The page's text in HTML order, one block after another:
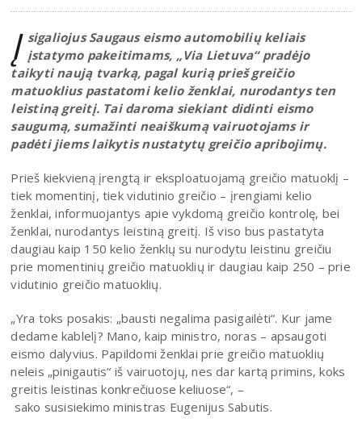
Į sigaliojus Saugaus eismo automobilių keliais
įstatymo pakeitimams, „Via Lietuva“ pradėjo
taikyti naują tvarką, pagal kurią prieš greičio
matuoklius pastatomi kelio ženklai, nurodantys ten
leistiną greitį. Tai daroma siekiant didinti eismo
saugumą, sumažinti neaiškumą vairuotojams ir
padėti jiems laikytis nustatytų greičio apribojimų.
Prieš kiekvieną įrengtą ir eksploatuojamą greičio matuoklį –
tiek momentinį, tiek vidutinio greičio – įrengiami kelio
ženklai, informuojantys apie vykdomą greičio kontrolę, bei
ženklai, nurodantys leistiną greitį. Iš viso bus pastatyta
daugiau kaip 150 kelio ženklų su nurodytu leistinu greičiu
prie momentinių greičio matuoklių ir daugiau kaip 250 – prie
vidutinio greičio matuoklių.
„Yra toks posakis: „bausti negalima pasigailėti“. Kur jame
dedame kablelį? Mano, kaip ministro, noras – apsaugoti
eismo dalyvius. Papildomi ženklai prie greičio matuoklių
neleis „pinigautis“ iš vairuotojų, nes dar kartą primins, koks
greitis leistinas konkrečiuose keliuose“, –
sako susisiekimo ministras Eugenijus Sabutis.